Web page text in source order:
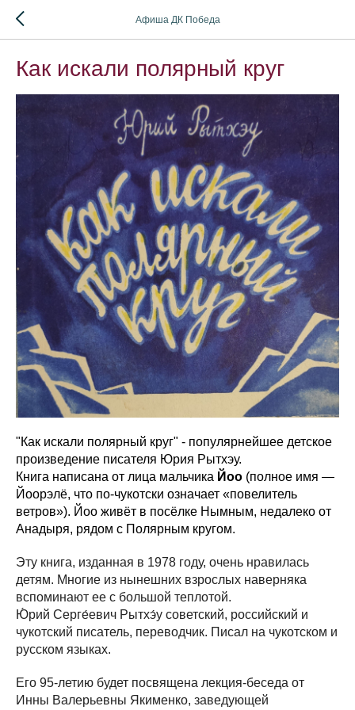
Афиша ДК Победа
Как искали полярный круг
"Как искали полярный круг" - популярнейшее детское
произведение писателя Юрия Рытхэу.
Книга написана от лица мальчика Йоо (полное имя —
Йоорэлё, что по-чукотски означает «повелитель
ветров»). Йоо живёт в посёлке Нымным, недалеко от
Анадыря, рядом с Полярным кругом.
Эту книга, изданная в 1978 году, очень нравилась
детям. Многие из нынешних взрослых наверняка
вспоминают ее с большой теплотой.
Ю́рий Серге́евич Рытхэ́у советский, российский и
чукотский писатель, переводчик. Писал на чукотском и
русском языках.
Его 95-летию будет посвящена лекция-беседа от
Инны Валерьевны Якименко, заведующей